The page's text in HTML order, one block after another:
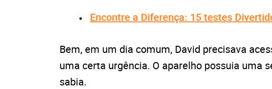
Encontre a Diferença: 15 testes
Bem, em um dia comum, David precisava
uma certa urgência. O aparelho possuia uma
sabia.